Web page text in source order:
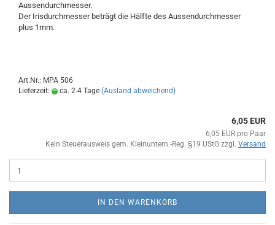
Aussendurchmesser.
Der Irisdurchmesser beträgt die Hälfte des Aussendurchmesser
plus 1mm.
Art.Nr.: MPA 506
Lieferzeit:
ca. 2-4 Tage (Ausland abweichend)
6,05 EUR
6,05 EUR pro Paar
Kein Steuerausweis gem. Kleinuntern.-Reg. §19 UStG zzgl. Versand
IN DEN WARENKORB